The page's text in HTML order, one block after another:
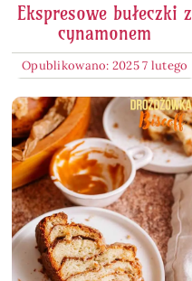
Ekspresowe bułeczki z
cynamonem
Opublikowano: 2025 7 lutego